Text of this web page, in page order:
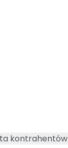
kontrahentów